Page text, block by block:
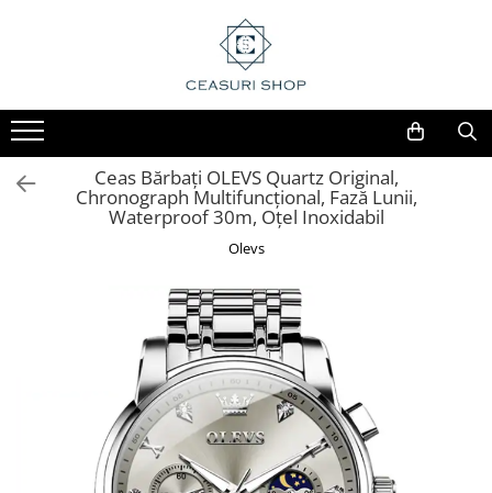
Ceas Bărbați OLEVS Quartz Original,
Chronograph Multifuncțional, Fază Lunii,
Waterproof 30m, Oțel Inoxidabil
Olevs